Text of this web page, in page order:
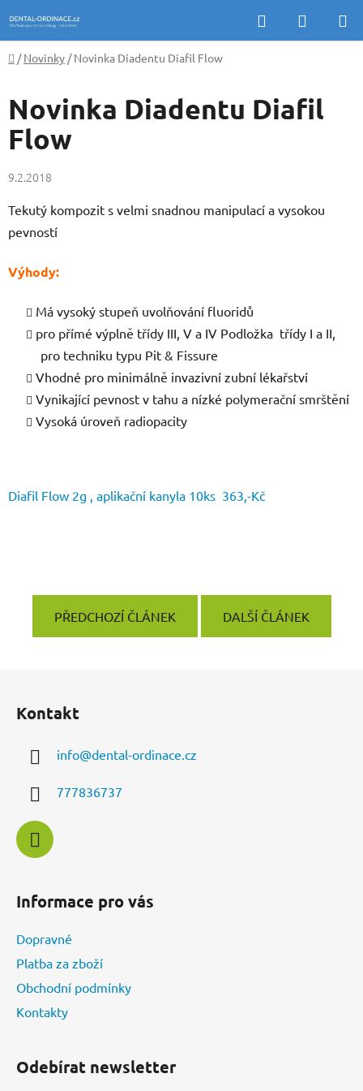
na
obsah
Hledat
KOŠÍK
Domů
/ Novinky / Novinka Diadentu Diafil Flow
Novinka Diadentu Diafil
Flow
9.2.2018
Tekutý kompozit s velmi snadnou manipulací a vysokou
pevností
Výhody:
Má vysoký stupeň uvolňování fluoridů
pro přímé výplně třídy III, V a IV Podložka třídy I a II,
pro techniku typu Pit & Fissure
Vhodné pro minimálně invazivní zubní lékařství
Vynikající pevnost v tahu a nízké polymerační smrštění
Vysoká úroveň radiopacity
Diafil Flow 2g , aplikační kanyla 10ks 363,-Kč
PŘEDCHOZÍ ČLÁNEK DALŠÍ ČLÁNEK
Kontakt
info@dental-ordinace.cz
777836737
Informace pro vás
Dopravné
Platba za zboží
Obchodní podmínky
Kontakty
Odebírat newsletter